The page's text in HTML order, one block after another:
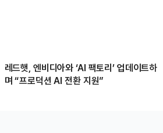
레드햇, 엔비디아와 ‘AI 팩토리’ 업데이트하
며 “프로덕션 AI 전환 지원”